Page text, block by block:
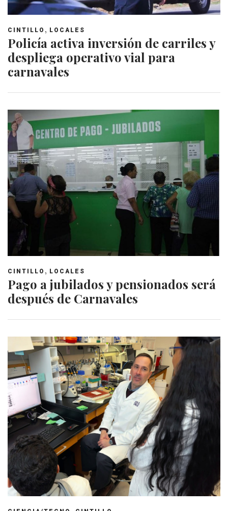
CINTILLO , LOCALES
Policía activa inversión de carriles y
despliega operativo vial para
carnavales
CINTILLO , LOCALES
Pago a jubilados y pensionados será
después de Carnavales